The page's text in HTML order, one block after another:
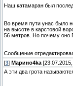
Наш катамаран был
Во время пути унас было
на высоте в карстовой
56 метров. Но почему оно
Сообщение
[3] Марино4kа
А эти два грота